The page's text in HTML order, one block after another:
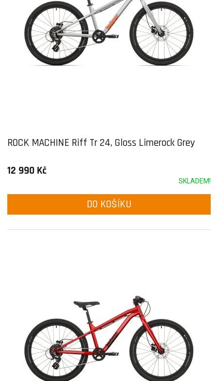
ROCK MACHINE Riff Tr 24, Gloss Limerock Grey
12 990 Kč
SKLADEM!
DO KOŠÍKU